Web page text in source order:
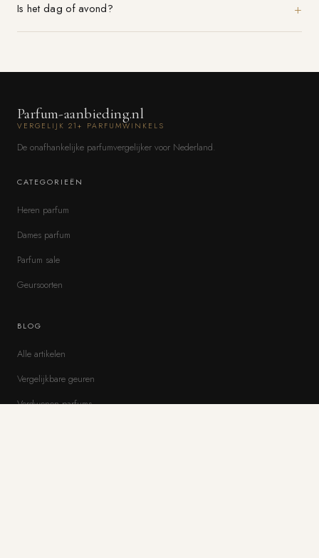
Is het dag of avond?
Parfum-aanbieding.nl
VERGELIJK 21+ PARFUMWINKELS
De onafhankelijke parfumvergelijker voor Nederland.
CATEGORIEËN
Heren parfum
Dames parfum
Parfum sale
Geursoorten
BLOG
Alle artikelen
Vergelijkbare geuren
Verdwenen parfums